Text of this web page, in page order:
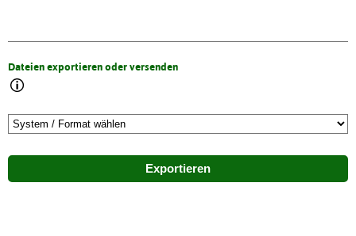
Dateien exportieren oder versenden
Exportieren